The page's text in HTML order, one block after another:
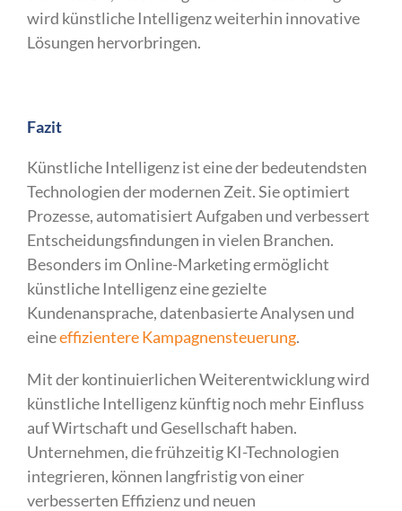
wird künstliche Intelligenz weiterhin innovative
Lösungen hervorbringen.
Fazit
Künstliche Intelligenz ist eine der bedeutendsten
Technologien der modernen Zeit. Sie optimiert
Prozesse, automatisiert Aufgaben und verbessert
Entscheidungsfindungen in vielen Branchen.
Besonders im Online-Marketing ermöglicht
künstliche Intelligenz eine gezielte
Kundenansprache, datenbasierte Analysen und
eineeffizientere Kampagnensteuerung.
Mit der kontinuierlichen Weiterentwicklung wird
künstliche Intelligenz künftig noch mehr Einfluss
auf Wirtschaft und Gesellschaft haben.
Unternehmen, die frühzeitig KI-Technologien
integrieren, können langfristig von einer
verbesserten Effizienz und neuen